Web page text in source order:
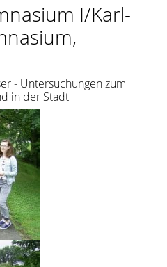
I/Karl-
- Untersuchungen zum
in der Stadt